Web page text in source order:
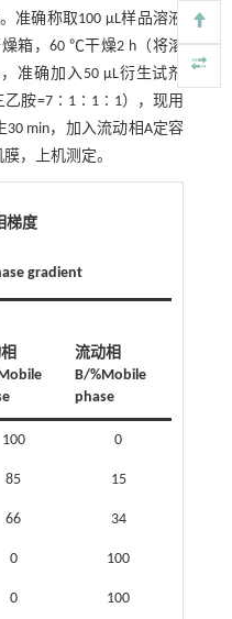
准确称取100 μL样品溶液
箱，60 ℃干燥2 h（将溶
，准确加入50 μL衍生试剂
乙胺=7∶1∶1∶1），现用
30 min，加入流动相A定容
，上机测定。
梯度
gradient
流动相
B/%Mobile
phase
100 0
85 15
66 34
0 100
0 100